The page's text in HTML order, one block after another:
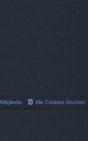
Alle Cookies löschen
Mitglieder